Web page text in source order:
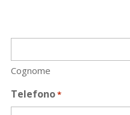
Cognome
Telefono*